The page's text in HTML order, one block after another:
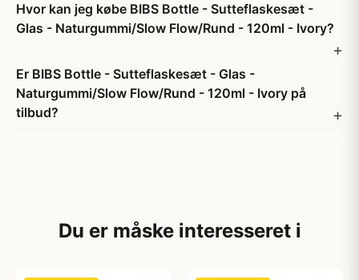
Hvor kan jeg købe BIBS Bottle - Sutteflaskesæt -
Glas - Naturgummi/Slow Flow/Rund - 120ml - Ivory?
Er BIBS Bottle - Sutteflaskesæt - Glas -
Naturgummi/Slow Flow/Rund - 120ml - Ivory på
tilbud?
Du er måske interesseret i